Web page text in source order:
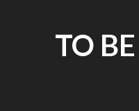
TO